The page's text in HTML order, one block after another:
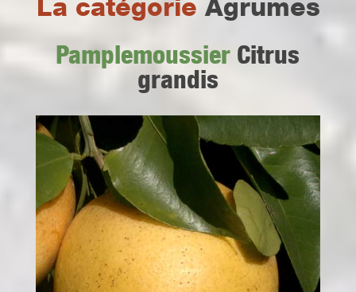
La catégorie Agrumes
Pamplemoussier Citrus
grandis